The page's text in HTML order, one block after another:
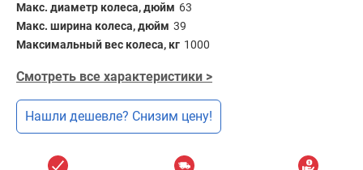
Макс. диаметр колеса, дюйм 63
Макс. ширина колеса, дюйм 39
Максимальный вес колеса, кг 1000
Смотреть все характеристики >
Нашли дешевле? Снизим цену!